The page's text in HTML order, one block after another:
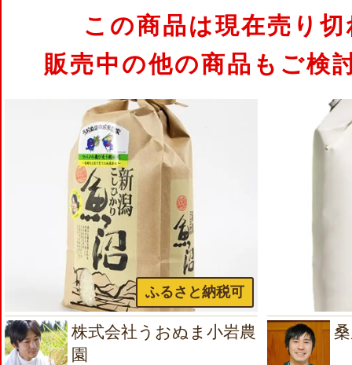
この商品は現在売り
販売中の他の商品もご検
ふるさと納税可
株式会社うおぬま小岩農
園